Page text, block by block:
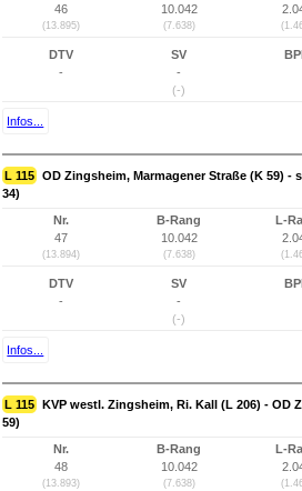
46
(13.895)
10.042
(7.638)
DTV
-
SV
-
(-)
Infos...
L 115 OD Zingsheim, Marmagener Straße (K 59) -
34)
Nr.
47
(13.894)
B-Rang
10.042
(7.638)
L-
DTV
-
SV
-
(-)
Infos...
L 115 KVP westl. Zingsheim, Ri. Kall (L 206) - OD
59)
Nr.
48
(13.893)
B-Rang
10.042
(7.638)
L-